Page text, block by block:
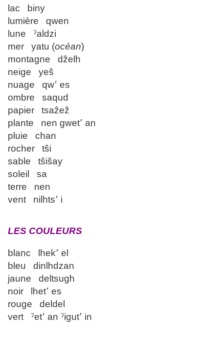
lac biny
lumière qwen
lune ˀaldzi
mer yatu (océan)
montagne dẑelh
neige yeŝ
nuage qw՚ es
ombre saqud
papier tsaẑeẑ
plante nen gwet՚ an
pluie chan
rocher tŝi
sable tŝiŝay
soleil sa
terre nen
vent nilhts՚ i
LES COULEURS
blanc lhek՚ el
bleu dinlhdzan
jaune deltsugh
noir lhet՚ es
rouge deldel
vert ˀet՚ an ˀigut՚ in